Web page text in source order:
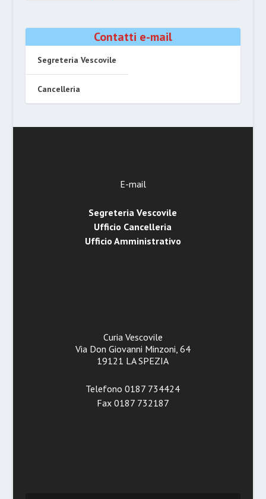
Contatti e-mail
Segreteria Vescovile
Cancelleria
E-mail
Segreteria Vescovile
Ufficio Cancelleria
Ufficio Amministrativo
Curia Vescovile
Via Don Giovanni Minzoni, 64
19121 LA SPEZIA
Telefono 0187 734424
Fax 0187 732187